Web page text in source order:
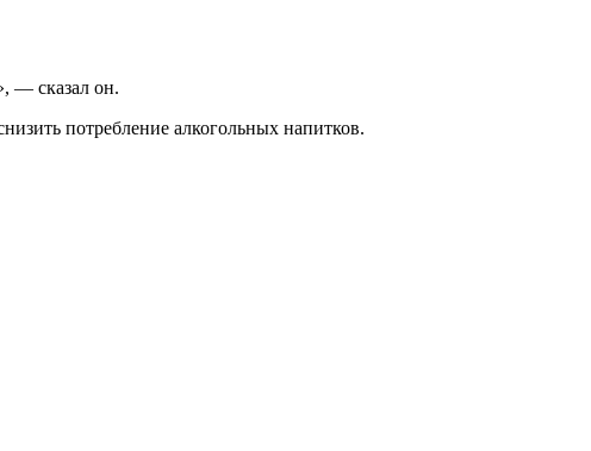
— сказал он.
потребление алкогольных напитков.